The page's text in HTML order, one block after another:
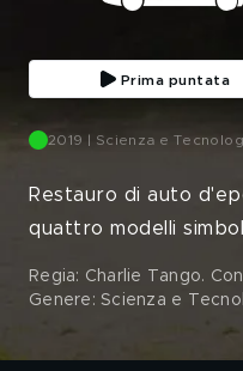
Prima puntata
2019 | Scienza e
Restauro di auto
quattro modelli
Regia: Charlie Tango.
Genere: Scienza e